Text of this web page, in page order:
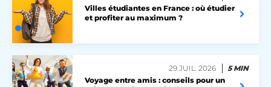
Villes étudiantes en France : où étudier
et profiter au maximum ?
29 JUIL. 2026
5 MIN
Voyage entre amis : conseils pour un